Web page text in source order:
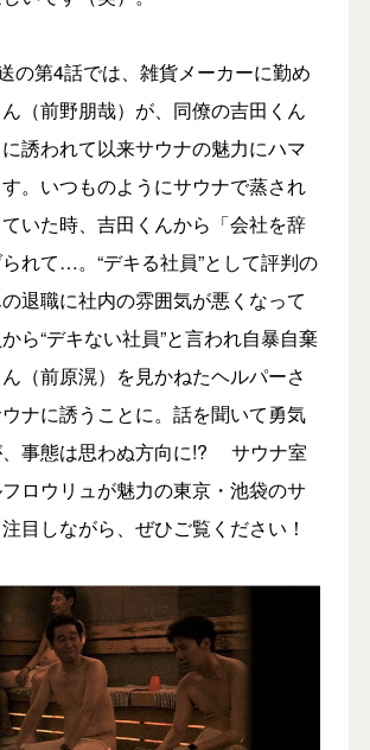
の第4話では、雑貨メーカーに勤め
（前野朋哉）が、同僚の吉田くん
に誘われて以来サウナの魅力にハマ
。いつものようにサウナで蒸され
いた時、吉田くんから「会社を辞
れて…。“デキる社員”として評判の
退職に社内の雰囲気が悪くなって
ら“デキない社員”と言われ自暴自棄
（前原滉）を見かねたヘルパーさ
ナに誘うことに。話を聞いて勇気
事態は思わぬ方向に!? サウナ室
ロウリュが魅力の東京・池袋のサ
目しながら、ぜひご覧ください！